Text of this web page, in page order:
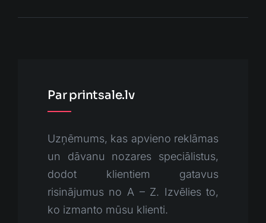
Par printsale.lv
Uzņēmums, kas apvieno reklāmas
un dāvanu nozares speciālistus,
dodot klientiem gatavus
risinājumus no A – Z. Izvēlies to,
ko izmanto mūsu klienti.